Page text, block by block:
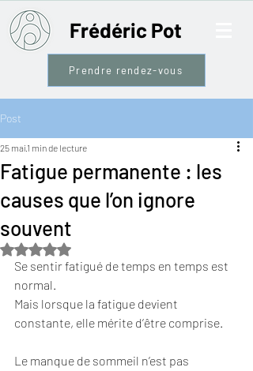
Frédéric Pot
Prendre rendez-vous
Post
Fatigue permanente : les
causes que l’on ignore
souvent
25 mai 1 min de lecture
Noté NaN étoiles sur 5.
Se sentir fatigué de temps en temps est
normal.
Mais lorsque la fatigue devient
constante, elle mérite d’être comprise.
Le manque de sommeil n’est pas